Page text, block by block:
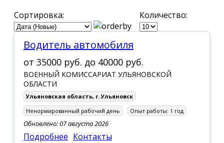
Сортировка:
Количество:
Водитель автомобиля
от 35000 руб. до 40000 руб.
ВОЕННЫЙ КОМИССАРИАТ УЛЬЯНОВСКОЙ
ОБЛАСТИ
Ульяновская область, г. Ульяновск
Ненормированный рабочий день
Опыт работы: 1 год
Обновлено: 07 августа 2026
Подробнее Контакты